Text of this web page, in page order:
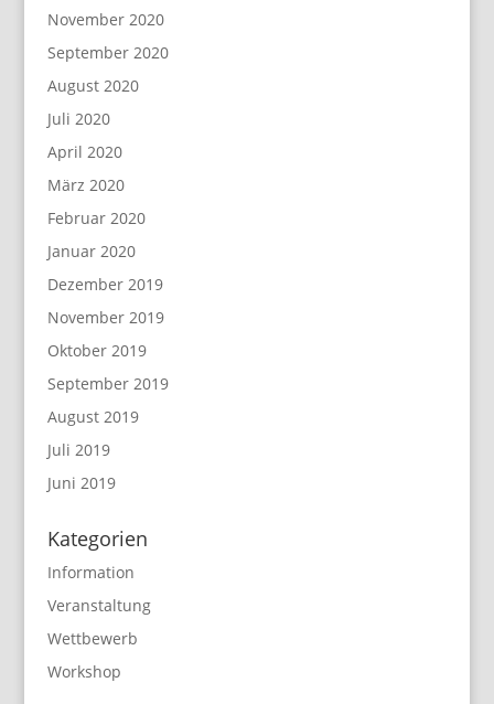
November 2020
September 2020
August 2020
Juli 2020
April 2020
März 2020
Februar 2020
Januar 2020
Dezember 2019
November 2019
Oktober 2019
September 2019
August 2019
Juli 2019
Juni 2019
Kategorien
Information
Veranstaltung
Wettbewerb
Workshop